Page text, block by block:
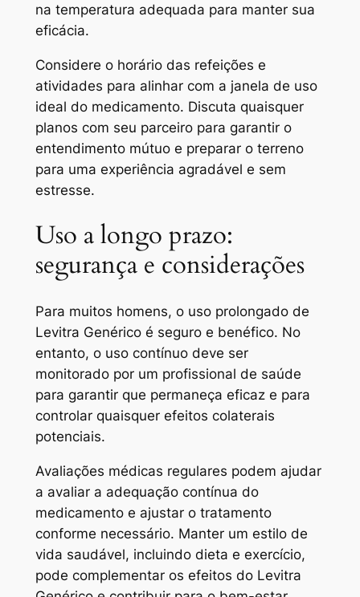
na temperatura adequada para manter sua
eficácia.
Considere o horário das refeições e
atividades para alinhar com a janela de uso
ideal do medicamento. Discuta quaisquer
planos com seu parceiro para garantir o
entendimento mútuo e preparar o terreno
para uma experiência agradável e sem
estresse.
Uso a longo prazo:
segurança e considerações
Para muitos homens, o uso prolongado de
Levitra Genérico é seguro e benéfico. No
entanto, o uso contínuo deve ser
monitorado por um profissional de saúde
para garantir que permaneça eficaz e para
controlar quaisquer efeitos colaterais
potenciais.
Avaliações médicas regulares podem ajudar
a avaliar a adequação contínua do
medicamento e ajustar o tratamento
conforme necessário. Manter um estilo de
vida saudável, incluindo dieta e exercício,
pode complementar os efeitos do Levitra